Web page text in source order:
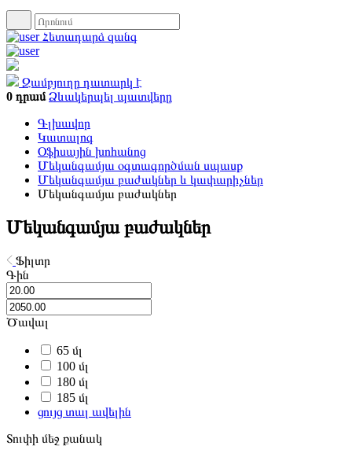
Հետադարձ զանգ
Զամբյուղը դատարկ է
0 դրամ Ձևակերպել պատվերը
Գլխավոր
Կատալոգ
Օֆիսային խոհանոց
Մեկանգամյա օգտագործման սպասք
Մեկանգամյա բաժակներ և կափարիչներ
Մեկանգամյա բաժակներ
Մեկանգամյա բաժակներ
Ֆիլտր
Գին
Ծավալ
65 մլ
100 մլ
180 մլ
185 մլ
ցույց տալ ավելին
Տուփի մեջ քանակ